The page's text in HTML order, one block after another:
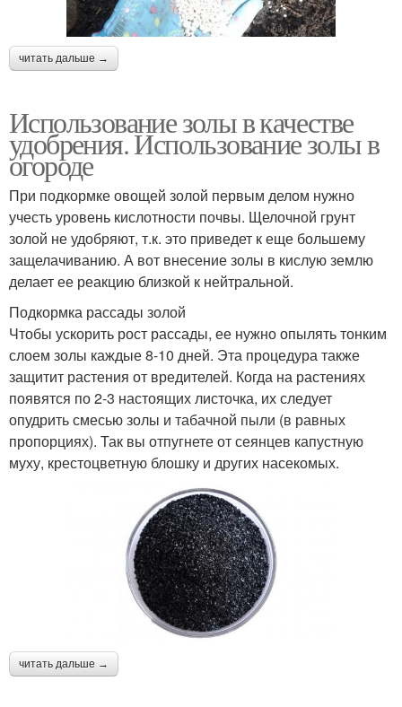
читать дальше →
Использование золы в качестве
удобрения. Использование золы в
огороде
При подкормке овощей золой первым делом нужно
учесть уровень кислотности почвы. Щелочной грунт
золой не удобряют, т.к. это приведет к еще большему
защелачиванию. А вот внесение золы в кислую землю
делает ее реакцию близкой к нейтральной.
Подкормка рассады золой
Чтобы ускорить рост рассады, ее нужно опылять тонким
слоем золы каждые 8-10 дней. Эта процедура также
защитит растения от вредителей. Когда на растениях
появятся по 2-3 настоящих листочка, их следует
опудрить смесью золы и табачной пыли (в равных
пропорциях). Так вы отпугнете от сеянцев капустную
муху, крестоцветную блошку и других насекомых.
читать дальше →